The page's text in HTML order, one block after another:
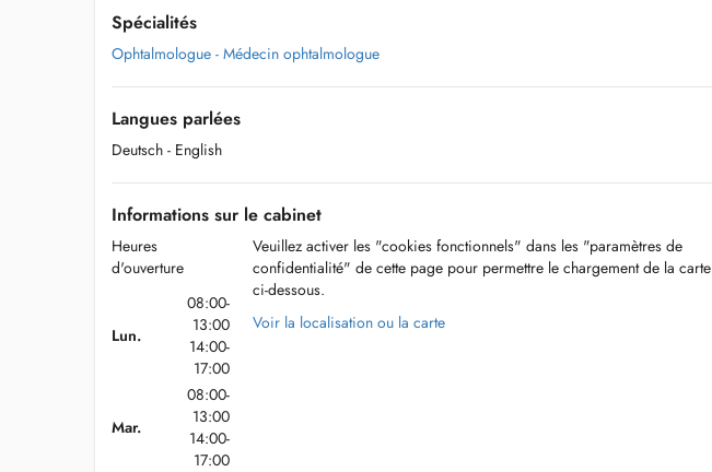
Spécialités
Ophtalmologue - Médecin ophtalmologue
Langues parlées
Deutsch - English
Informations sur le cabinet
Heures
d'ouverture
Lun.
08:00-
13:00
14:00-
17:00
Mar.
08:00-
13:00
14:00-
17:00
Veuillez activer les "cookies fonctionnels" dans les "paramètres de
confidentialité" de cette page pour permettre le chargement de la carte
ci-dessous.
Voir la localisation ou la carte